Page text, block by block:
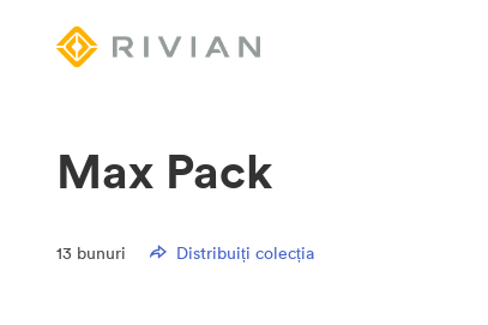
Max Pack
13 bunuri Distribuiți colecția